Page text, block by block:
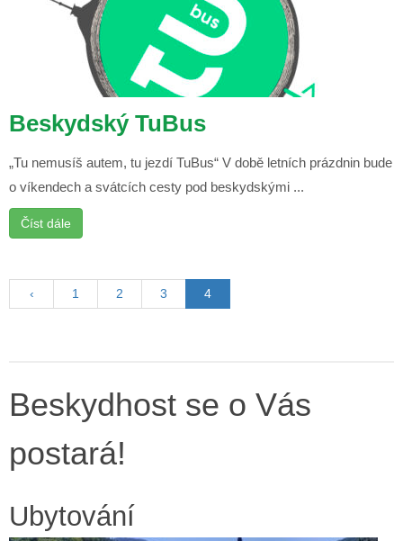
Beskydský TuBus
„Tu nemusíš autem, tu jezdí TuBus“ V době letních prázdnin bude
o víkendech a svátcích cesty pod beskydskými ...
Číst dále
‹ 1 2 3 4
Beskydhost se o Vás
postará!
Ubytování